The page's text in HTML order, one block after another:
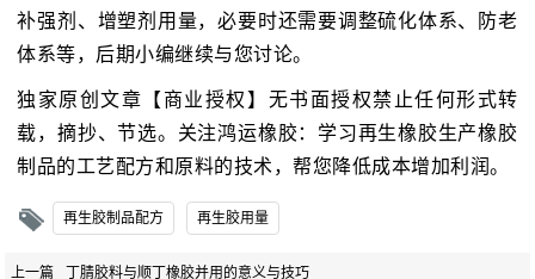
补强剂、增塑剂用量，必要时还需要调整硫化体系、防老
体系等，后期小编继续与您讨论。
独家原创文章【商业授权】无书面授权禁止任何形式转
载，摘抄、节选。关注鸿运橡胶：学习再生橡胶生产橡胶
制品的工艺配方和原料的技术，帮您降低成本增加利润。
再生胶制品配方 再生胶用量
上一篇
丁腈胶料与顺丁橡胶并用的意义与技巧